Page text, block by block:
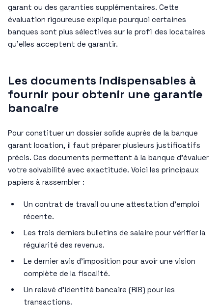
garant ou des garanties supplémentaires. Cette
évaluation rigoureuse explique pourquoi certaines
banques sont plus sélectives sur le profil des locataires
qu’elles acceptent de garantir.
Les documents indispensables à
fournir pour obtenir une garantie
bancaire
Pour constituer un dossier solide auprès de la banque
garant location, il faut préparer plusieurs justificatifs
précis. Ces documents permettent à la banque d’évaluer
votre solvabilité avec exactitude. Voici les principaux
papiers à rassembler :
Un contrat de travail ou une attestation d’emploi
récente.
Les trois derniers bulletins de salaire pour vérifier la
régularité des revenus.
Le dernier avis d’imposition pour avoir une vision
complète de la fiscalité.
Un relevé d’identité bancaire (RIB) pour les
transactions.